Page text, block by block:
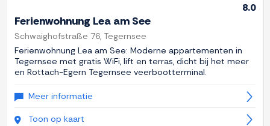
8.0
Ferienwohnung Lea am See
Schwaighofstraße 76, Tegernsee
Ferienwohnung Lea am See: Moderne appartementen in
Tegernsee met gratis WiFi, lift en terras, dicht bij het meer
en Rottach-Egern Tegernsee veerbootterminal.
Meer informatie
Toon op kaart